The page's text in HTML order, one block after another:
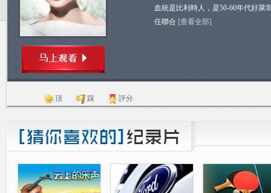
血統是比利時人，是50-60年代好萊
任聯合 [查看全部]
頂 踩 評分